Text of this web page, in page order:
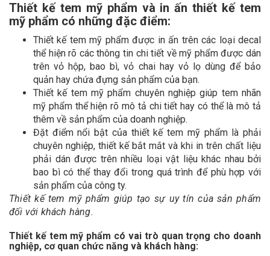
Thiết kế tem mỹ phẩm và in ấn thiết kế tem
mỹ phẩm có những đặc điểm:
Thiết kế tem mỹ phẩm được in ấn trên các loại decal
thể hiện rõ các thông tin chi tiết về mỹ phẩm được dán
trên vỏ hộp, bao bì, vỏ chai hay vỏ lọ dùng để bảo
quản hay chứa đựng sản phẩm của bạn.
Thiết kế tem mỹ phẩm chuyên nghiệp giúp tem nhãn
mỹ phẩm thể hiện rõ mô tả chi tiết hay có thể là mô tả
thêm về sản phẩm của doanh nghiệp.
Đặt điểm nổi bật của thiết kế tem mỹ phẩm là phải
chuyên nghiệp, thiết kế bắt mắt và khi in trên chất liệu
phải dán được trên nhiều loại vật liệu khác nhau bởi
bao bì có thể thay đổi trong quá trình để phù hợp với
sản phẩm của công ty.
Thiết kế tem mỹ phẩm giúp tạo sự uy tín của sản phẩm
đối với khách hàng.
Thiết kế tem mỹ phẩm có vai trò quan trọng cho doanh
nghiệp, cơ quan chức năng và khách hàng: